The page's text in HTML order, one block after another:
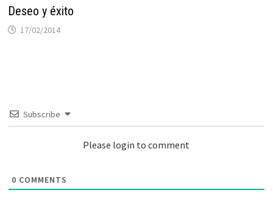
Deseo y éxito
17/02/2014
Subscribe
Please login to comment
0 COMMENTS